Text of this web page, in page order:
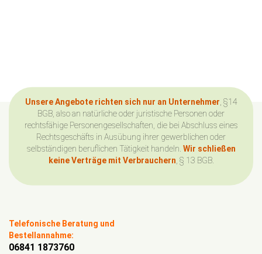
Unsere Angebote richten sich nur an Unternehmer , §14
BGB, also an natürliche oder juristische Personen oder
rechtsfähige Personengesellschaften, die bei Abschluss eines
Rechtsgeschäfts in Ausübung ihrer gewerblichen oder
selbständigen beruflichen Tätigkeit handeln. Wir schließen
keine Verträge mit Verbrauchern , § 13 BGB.
Telefonische Beratung und
Bestellannahme:
06841 1873760